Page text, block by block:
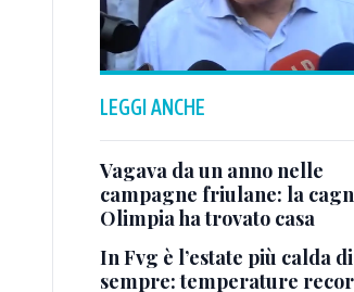
LEGGI ANCHE
Vagava da un anno nelle
campagne friulane: la
Olimpia ha trovato casa
In Fvg è l’estate più calda di
sempre: temperature